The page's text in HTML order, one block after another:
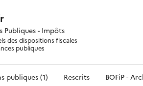
Publiques - Impôts
des dispositions fiscales
publiques
publiques (1) Rescrits BOFiP -